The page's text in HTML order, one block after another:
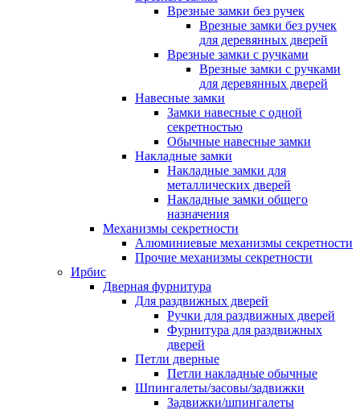
Врезные замки без ручек
Врезные замки без ручек
для деревянных дверей
Врезные замки с ручками
Врезные замки с ручками
для деревянных дверей
Навесные замки
Замки навесные с одной
секретностью
Обычные навесные замки
Накладные замки
Накладные замки для
металлических дверей
Накладные замки общего
назначения
Механизмы секретности
Алюминиевые механизмы секретности
Прочие механизмы секретности
Ирбис
Дверная фурнитура
Для раздвижных дверей
Ручки для раздвижных дверей
Фурнитура для раздвижных
дверей
Петли дверные
Петли накладные обычные
Шпингалеты/засовы/задвижки
Задвижки/шпингалеты